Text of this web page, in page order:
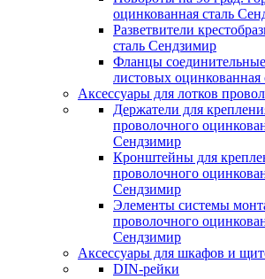
оцинкованная сталь
Разветвители
сталь Сендзимир
Фланцы соединительные
листовых оцинкованная
Аксессуары для лотков
Держатели для
проволочного
Сендзимир
Кронштейны для
проволочного
Сендзимир
Элементы системы
проволочного
Сендзимир
Аксессуары для шкафов и
DIN-рейки